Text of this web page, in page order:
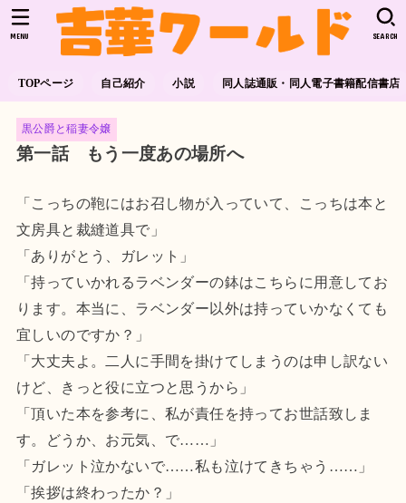
TOPページ 自己紹介 小説 同人誌通販・同人電子書籍配信書店
SEARCH
MENU
黒公爵と稲妻令嬢
第一話 もう一度あの場所へ
「こっちの鞄にはお召し物が入っていて、こっちは本と
文房具と裁縫道具で」
「ありがとう、ガレット」
「持っていかれるラベンダーの鉢はこちらに用意してお
ります。本当に、ラベンダー以外は持っていかなくても
宜しいのですか？」
「大丈夫よ。二人に手間を掛けてしまうのは申し訳ない
けど、きっと役に立つと思うから」
「頂いた本を参考に、私が責任を持ってお世話致しま
す。どうか、お元気、で……」
「ガレット泣かないで……私も泣けてきちゃう……」
「挨拶は終わったか？」